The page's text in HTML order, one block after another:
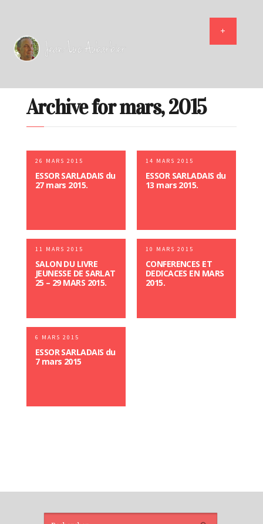
Archive for mars, 2015
26 MARS 2015
ESSOR SARLADAIS du
27 mars 2015.
14 MARS 2015
ESSOR SARLADAIS du
13 mars 2015.
11 MARS 2015
SALON DU LIVRE
JEUNESSE DE SARLAT
25 – 29 MARS 2015.
10 MARS 2015
CONFERENCES ET
DEDICACES EN MARS
2015.
6 MARS 2015
ESSOR SARLADAIS du
7 mars 2015